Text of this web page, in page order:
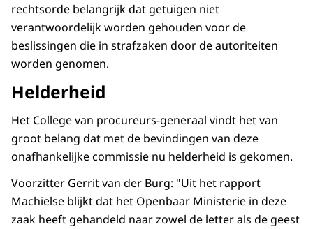
rechtsorde belangrijk dat getuigen niet
verantwoordelijk worden gehouden voor de
beslissingen die in strafzaken door de autoriteiten
worden genomen.
Helderheid
Het College van procureurs-generaal vindt het van
groot belang dat met de bevindingen van deze
onafhankelijke commissie nu helderheid is gekomen.
Voorzitter Gerrit van der Burg: "Uit het rapport
Machielse blijkt dat het Openbaar Ministerie in deze
zaak heeft gehandeld naar zowel de letter als de geest